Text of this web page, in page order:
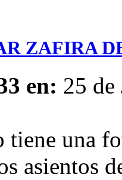
ZAFIRA
en: 25
tiene una
asientos